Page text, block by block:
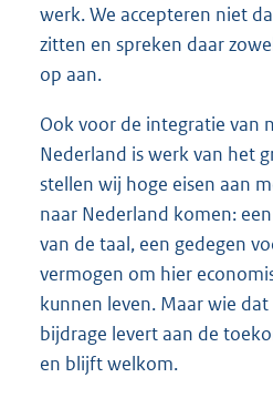
werk. We accepteren niet
zitten en spreken daar
op aan.
Ook voor de integratie van
Nederland is werk van het
stellen wij hoge eisen aan
naar Nederland komen:
van de taal, een gedegen
vermogen om hier
kunnen leven. Maar wie
bijdrage levert aan de
en blijft welkom.